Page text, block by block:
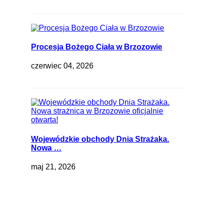
Procesja Bożego Ciała w Brzozowie
czerwiec 04, 2026
Wojewódzkie obchody Dnia Strażaka.
Nowa …
maj 21, 2026